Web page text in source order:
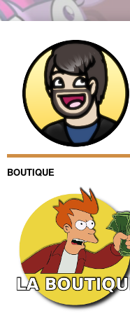
BOUTIQUE